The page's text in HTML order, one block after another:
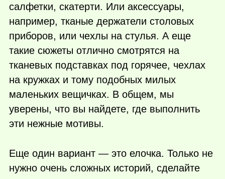
салфетки, скатерти. Или аксессуары,
например, тканые держатели столовых
приборов, или чехлы на стулья. А еще
такие сюжеты отлично смотрятся на
тканевых подставках под горячее, чехлах
на кружках и тому подобных милых
маленьких вещичках. В общем, мы
уверены, что вы найдете, где выполнить
эти нежные мотивы.
Еще один вариант — это елочка. Только не
нужно очень сложных историй, сделайте